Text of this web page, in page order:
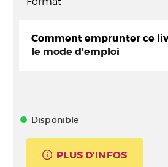
Comment emprunter ce
le mode d'emploi
Disponible
PLUS D'INFOS